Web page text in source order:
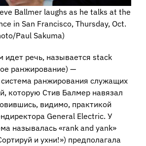
Ballmer laughs as he talks at the
in San Francisco, Thursday, Oct.
Paul Sakuma)
идет речь, называется stack
ранжирование) —
система ранжирования служащих
которую Стив Балмер навязал
видимо, практикой
General Electric. У
называлась «rank and yank»
и ухни!») предполагала